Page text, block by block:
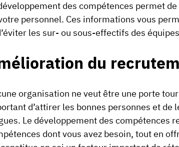
des compétences permet
personnel. Ces informations vous
les sur- ou sous-effectifs des
du
organisation ne veut être une porte
d’attirer les bonnes personnes et de
Le développement des compétences
dont vous avez besoin, tout en